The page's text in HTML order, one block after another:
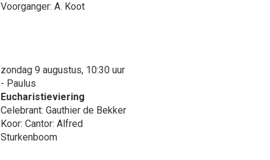
Voorganger: A. Koot
zondag 9 augustus, 10:30 uur
- Paulus
Eucharistieviering
Celebrant: Gauthier de Bekker
Koor: Cantor: Alfred
Sturkenboom